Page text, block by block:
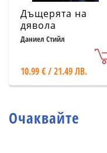
Дъщерята на
дявола
Даниел Стийл
10.99 € / 21.49 ЛВ.
Очаквайте